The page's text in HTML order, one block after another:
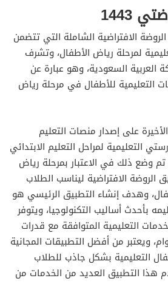
الافتراضية الشاملة التي تتضمن
لمرحلة رياض الأطفال، وتشرف
العربية السعودية، وهو عبارة عن
التعليمية للأطفال في مرحلة رياض
على إصدار منصات التعليم
التعليمية لمراحل التعليم الابتدائي
وضع ذلك في الاعتبار بمرحلة رياض
الروضة الافتراضية ليناسب الطلاب
وهدف إنشاء التطبيق الرئيسي هو
بأحدث أساليب التكنولوجيا، ويتوفر
التعليمية المتوافقة مع قدرات
ويعتبر من أفضل التطبيقات المجانية
التعليمية بشكل جاذب للطلاب
هذا التطبيق العديد من الخدمات من